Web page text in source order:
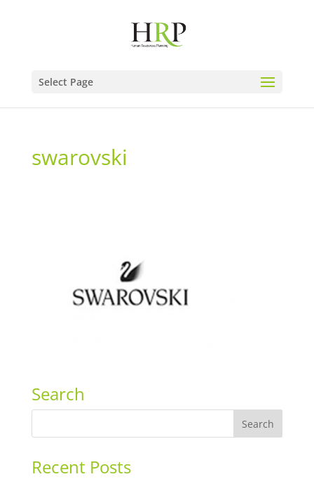
Select Page
swarovski
Search
Recent Posts